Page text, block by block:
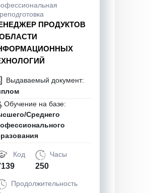
ПРОДУКТОВ
Выдаваемый документ:
Обучение на базе:
Среднего
Код Часы
250
Продолжительность